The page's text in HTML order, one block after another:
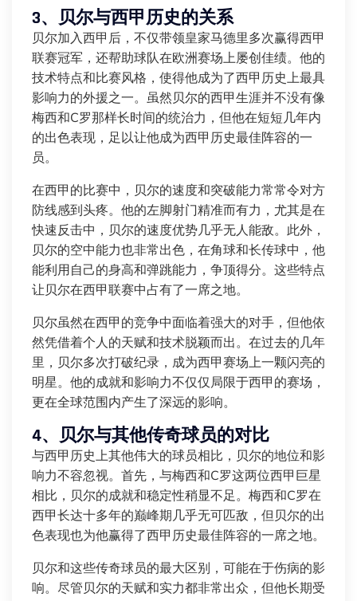
3、贝尔与西甲历史的关系
贝尔加入西甲后，不仅带领皇家马德里多次赢得西甲
联赛冠军，还帮助球队在欧洲赛场上屡创佳绩。他的
技术特点和比赛风格，使得他成为了西甲历史上最具
影响力的外援之一。虽然贝尔的西甲生涯并不没有像
梅西和C罗那样长时间的统治力，但他在短短几年内
的出色表现，足以让他成为西甲历史最佳阵容的一
员。
在西甲的比赛中，贝尔的速度和突破能力常常令对方
防线感到头疼。他的左脚射门精准而有力，尤其是在
快速反击中，贝尔的速度优势几乎无人能敌。此外，
贝尔的空中能力也非常出色，在角球和长传球中，他
能利用自己的身高和弹跳能力，争顶得分。这些特点
让贝尔在西甲联赛中占有了一席之地。
贝尔虽然在西甲的竞争中面临着强大的对手，但他依
然凭借着个人的天赋和技术脱颖而出。在过去的几年
里，贝尔多次打破纪录，成为西甲赛场上一颗闪亮的
明星。他的成就和影响力不仅仅局限于西甲的赛场，
更在全球范围内产生了深远的影响。
4、贝尔与其他传奇球员的对比
与西甲历史上其他伟大的球员相比，贝尔的地位和影
响力不容忽视。首先，与梅西和C罗这两位西甲巨星
相比，贝尔的成就和稳定性稍显不足。梅西和C罗在
西甲长达十多年的巅峰期几乎无可匹敌，但贝尔的出
色表现也为他赢得了西甲历史最佳阵容的一席之地。
贝尔和这些传奇球员的最大区别，可能在于伤病的影
响。尽管贝尔的天赋和实力都非常出众，但他长期受